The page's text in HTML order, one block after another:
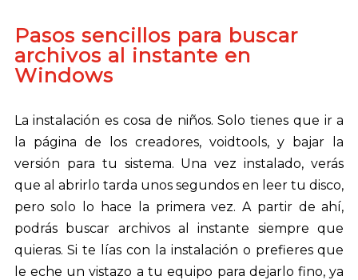
Pasos sencillos para buscar
archivos al instante en
Windows
La instalación es cosa de niños. Solo tienes que ir a
la página de los creadores, voidtools, y bajar la
versión para tu sistema. Una vez instalado, verás
que al abrirlo tarda unos segundos en leer tu disco,
pero solo lo hace la primera vez. A partir de ahí,
podrás buscar archivos al instante siempre que
quieras. Si te lías con la instalación o prefieres que
le eche un vistazo a tu equipo para dejarlo fino, ya